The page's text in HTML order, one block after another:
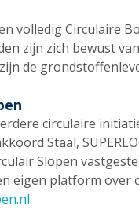
volledig Circulaire
zijn zich bewust
de
circulaire
Staal,
Slopen
eigen platform over
.